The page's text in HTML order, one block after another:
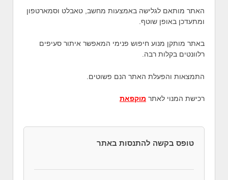
האתר מותאם לגלישה באמצעות מחשב, טאבלט וסמארטפון
ומתעדכן באופן שוטף.
באתר מותקן מנוע חיפוש פנימי המאפשר איתור סעיפים
רלוונטים בקלות רבה.
התמצאות והפעלת האתר הנם פשוטים.
רכישת המנוי לאתר מוקפאת
טופס בקשה להתנסות באתר